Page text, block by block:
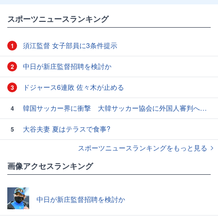
スポーツニュースランキング
1 須江監督 女子部員に3条件提示
2 中日が新庄監督招聘を検討か
3 ドジャース6連敗 佐々木が止める
4 韓国サッカー界に衝撃 大韓サッカー協会に外国人審判への“性的接待”疑惑 韓国メディアが報道
5
大谷夫妻 夏はテラスで食事?
スポーツニュースランキングをもっと見る
画像アクセスランキング
中日が新庄監督招聘を検討か